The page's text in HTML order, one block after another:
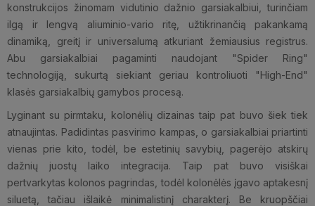
konstrukcijos žinomam vidutinio dažnio garsiakalbiui, turinčiam
ilgą ir lengvą aliuminio-vario ritę, užtikrinančią pakankamą
dinamiką, greitį ir universalumą atkuriant žemiausius registrus.
Abu garsiakalbiai pagaminti naudojant "Spider Ring"
technologiją, sukurtą siekiant geriau kontroliuoti "High-End"
klasės garsiakalbių gamybos procesą.
Lyginant su pirmtaku, kolonėlių dizainas taip pat buvo šiek tiek
atnaujintas. Padidintas pasvirimo kampas, o garsiakalbiai priartinti
vienas prie kito, todėl, be estetinių savybių, pagerėjo atskirų
dažnių juostų laiko integracija. Taip pat buvo visiškai
pertvarkytas kolonos pagrindas, todėl kolonėlės įgavo aptakesnį
siluetą, tačiau išlaikė minimalistinį charakterį. Be kruopščiai